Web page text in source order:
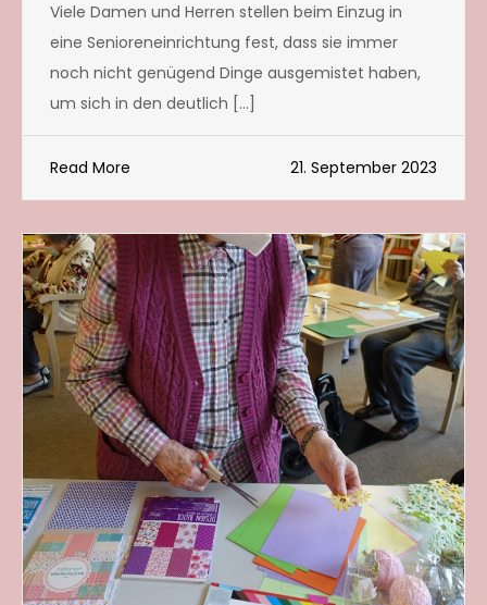
Viele Damen und Herren stellen beim Einzug in
eine Senioreneinrichtung fest, dass sie immer
noch nicht genügend Dinge ausgemistet haben,
um sich in den deutlich […]
Read More 21. September 2023